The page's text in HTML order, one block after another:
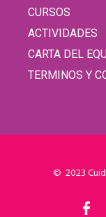
CURSOS
ACTIVIDADES
CARTA DEL
TERMINOS Y
© 2023